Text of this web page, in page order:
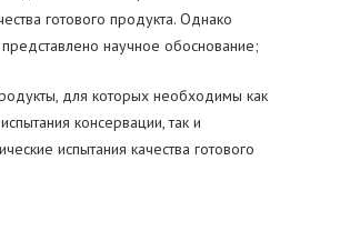
готового продукта. Однако
научное обоснование;
для которых необходимы как
консервации, так и
испытания качества готового